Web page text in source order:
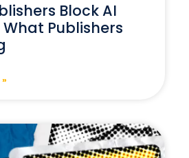
Block AI
Publishers